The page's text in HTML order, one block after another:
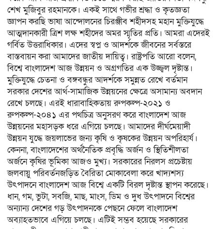
শেখ মুজিবুর রহমানকে। একই সাথে গভীর শ্রদ্ধা ও কৃতজ্ঞতা
জ্ঞাপন করছি ভাষা আন্দোলনের চিরঞ্জীব শহীদসহ মহান মুক্তিযুদ্ধে
আত্মদানকারী ত্রিশ লক্ষ শহীদের অমর স্মৃতির প্রতি। আমরা এদেরই
গর্বিত উত্তরাধিকার। এদের স্বপ্ন ও আদর্শকে জীবনের সর্বস্তরে
বাস্তবায়ন করা আমাদের জাতীয় দায়িত্ব। রাষ্ট্রপতি আরো বলেন,
বিশ্বে বাংলাদেশ আজ উন্নয়ন ও অগ্রগতির এক উজ্জ্বল দৃষ্টান্ত।
মুক্তিযুদ্ধে চেতনা ও বঙ্গবন্ধুর আদর্শকে সমুন্নত রেখে বর্তমান
সরকার দেশের আর্থ-সামাজিক উন্নয়নের ক্ষেত্রে অসামান্য অবদান
রেখে চলছে। এরই ধারাবাহিকতায় রুপকল্প-২০২১ ও
রুপকল্প-২০৪১ এর পথচিত্র অনুসরণ করে বাংলাদেশ আজ
উন্নয়নের মহাসড়ক ধরে এগিয়ে চলছে। আমাদের দীর্ঘমেয়াদী
উন্নয়ন যুদ্ধে জয়লাভের জন্য কৃষি ও কৃষকের উন্নয়ন অপরিহার্য।
কেননা, বাংলাদেশের অর্থনৈতিক প্রবৃদ্ধি অর্জন ও স্থিতিশীলতা
অর্জনে কৃষির ভূমিকা আজও মুখ্য। সরকারের নিরলস প্রচেষ্টায়
জলবায়ু পরিবর্তনজড়িত বৈরিতা মোকাবেলা করে খাদ্যশস্য
উৎপাদনে বাংলাদেশ আজ বিশ্বে একটি বিরল দৃষ্টান্ত স্থাপন করেছে।
ধান, গম, ভুটা, সবজি, মাছ, মাংস, ডিম ও দুধ উৎপাদনে বিশ্বের
অন্যান্য দেশের গড় উৎপাদনকে পেছনে ফেলে বাংলাদেশ
অব্যাহতভাবে এগিয়ে চলছে। এটিই সম্ভব হয়েছে সরকারের